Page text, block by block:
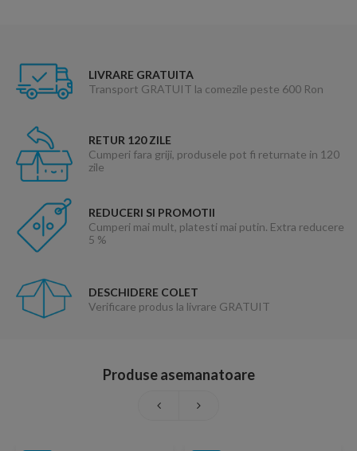
LIVRARE GRATUITA
Transport GRATUIT la comezile peste 600 Ron
RETUR 120 ZILE
Cumperi fara griji, produsele pot fi returnate in 120
zile
REDUCERI SI PROMOTII
Cumperi mai mult, platesti mai putin. Extra reducere
5 %
DESCHIDERE COLET
Verificare produs la livrare GRATUIT
Produse asemanatoare